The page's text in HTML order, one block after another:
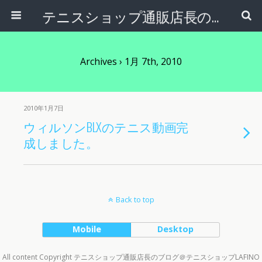
テニスショップ通販店長のブログ＠テニスショップLAFINO 西山克久
Archives › 1月 7th, 2010
2010年1月7日
ウィルソンBLXのテニス動画完
成しました。
Back to top
Mobile Desktop
All content Copyright テニスショップ通販店長のブログ＠テニスショップLAFINO